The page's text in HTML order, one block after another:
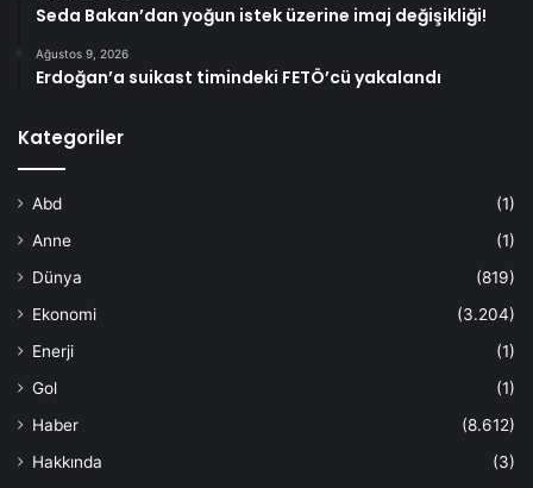
Seda Bakan’dan yoğun istek üzerine imaj değişikliği!
Ağustos 9, 2026
Erdoğan’a suikast timindeki FETÖ’cü yakalandı
Kategoriler
Abd
(1)
Anne
(1)
Dünya
(819)
Ekonomi
(3.204)
Enerji
(1)
Gol
(1)
Haber
(8.612)
Hakkında
(3)